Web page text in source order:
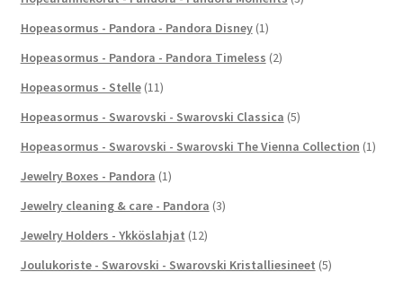
Hopeasormus - Pandora - Pandora Disney (1)
Hopeasormus - Pandora - Pandora Timeless (2)
Hopeasormus - Stelle (11)
Hopeasormus - Swarovski - Swarovski Classica (5)
Hopeasormus - Swarovski - Swarovski The Vienna Collection (1)
Jewelry Boxes - Pandora (1)
Jewelry cleaning & care - Pandora (3)
Jewelry Holders - Ykköslahjat (12)
Joulukoriste - Swarovski - Swarovski Kristalliesineet (5)